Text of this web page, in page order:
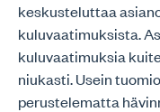
keskusteluttaa
kuluvaatimuksista.
kuluvaatimuksia
niukasti. Usein
perustelematta